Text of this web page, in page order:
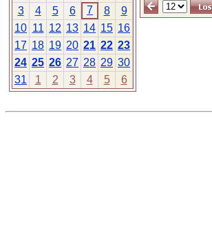
3
4 5 6 7 8
9
10 11 12 13 14 15 16
17 18 19 20 21 22 23
24 25 26 27 28 29 30
31
1 2 3 4 5 6